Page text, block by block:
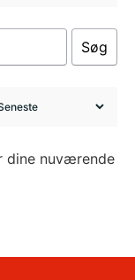
Søg
dine nuværende